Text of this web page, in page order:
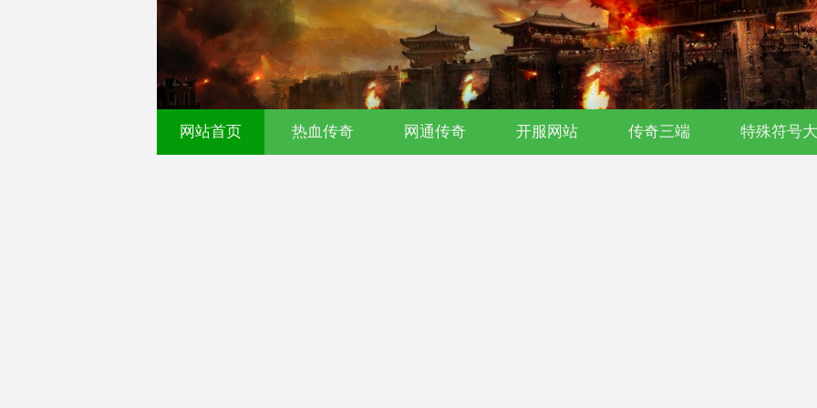
传奇发布网｜今日新开0氪传奇｜176复古｜单职业｜散人首选
网站首页 热血传奇 网通传奇 开服网站 传奇三端 特殊符号